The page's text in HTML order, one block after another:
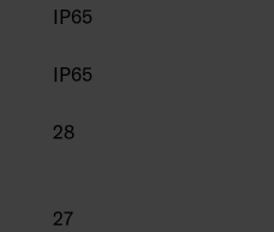
IP65
IP65
28
27